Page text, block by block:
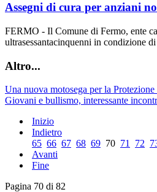
Assegni di cura per anziani
FERMO - Il Comune di Fermo, ente
ultrasessantacinquenni in condizione
Altro...
Una nuova motosega per la
Giovani e bullismo, interessante
Inizio
Indietro
65 66 67 68 69 70 71 72
Avanti
Fine
Pagina 70 di 82